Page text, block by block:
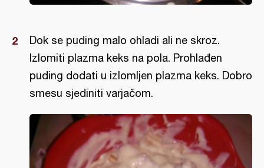
Dok se puding malo ohladi ali ne skroz.
Izlomiti plazma keks na pola. Prohlađen
puding dodati u izlomljen plazma keks. Dobro
smesu sjediniti varjačom.